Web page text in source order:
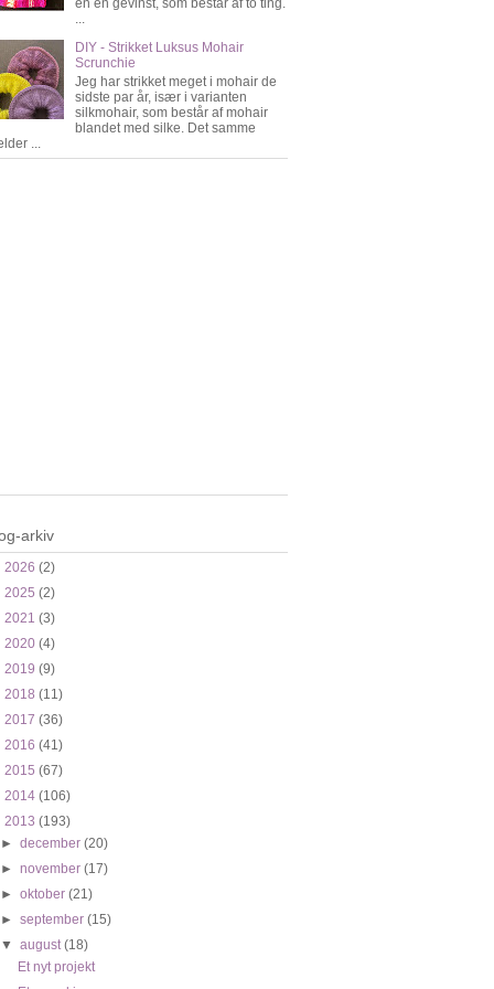
en én gevinst, som består af to ting.
...
DIY - Strikket Luksus Mohair
Scrunchie
Jeg har strikket meget i mohair de
sidste par år, især i varianten
silkmohair, som består af mohair
blandet med silke. Det samme
...
arkiv
2026 (2)
2025 (2)
2021 (3)
2020 (4)
2019 (9)
2018 (11)
2017 (36)
2016 (41)
2015 (67)
2014 (106)
2013 (193)
►december(20)
►november(17)
►oktober(21)
►september(15)
▼august(18)
Et nyt projekt